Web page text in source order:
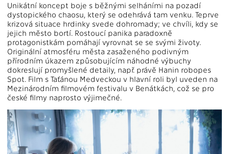
Unikátní koncept boje s běžnými selháními na pozadí
dystopického chaosu, který se odehrává tam venku. Teprve
krizová situace hrdinky svede dohromady; ve chvíli, kdy se
jejich město bortí. Rostoucí panika paradoxně
protagonistkám pomáhají vyrovnat se se svými životy.
Originální atmosféru města zasaženého podivným
přírodním úkazem způsobujícím náhodné výbuchy
dokreslují promyšlené detaily, např. právě Hanin robopes
Spot. Film s Taťánou Medveckou v hlavní roli byl uveden na
Mezinárodním filmovém festivalu v Benátkách, což se pro
české filmy naprosto výjimečné.